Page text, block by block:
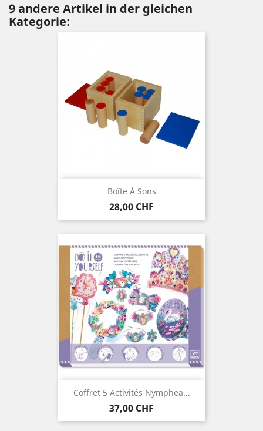
9 andere Artikel in der gleichen
Kategorie:
Boîte À Sons
Preis
28,00 CHF
Coffret 5 Activités Nymphea...
Preis
37,00 CHF